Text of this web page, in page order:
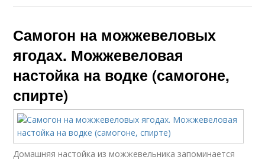
Самогон на можжевеловых
ягодах. Можжевеловая
настойка на водке (самогоне,
спирте)
Домашняя настойка из можжевельника запоминается